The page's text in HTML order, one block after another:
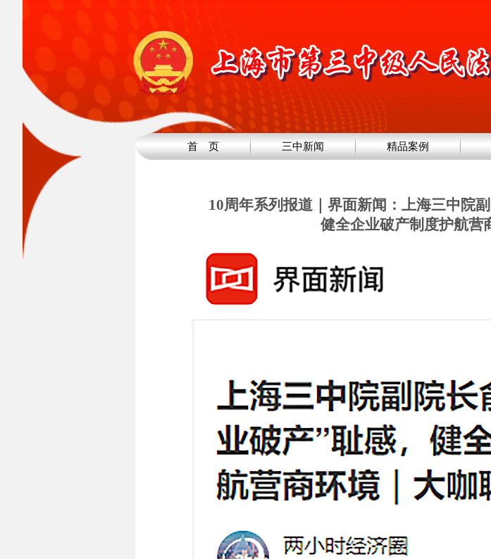
首 页 三中新闻 精品案例
10周年系列报道｜界面新闻：上海三中院
健全企业破产制度护航营